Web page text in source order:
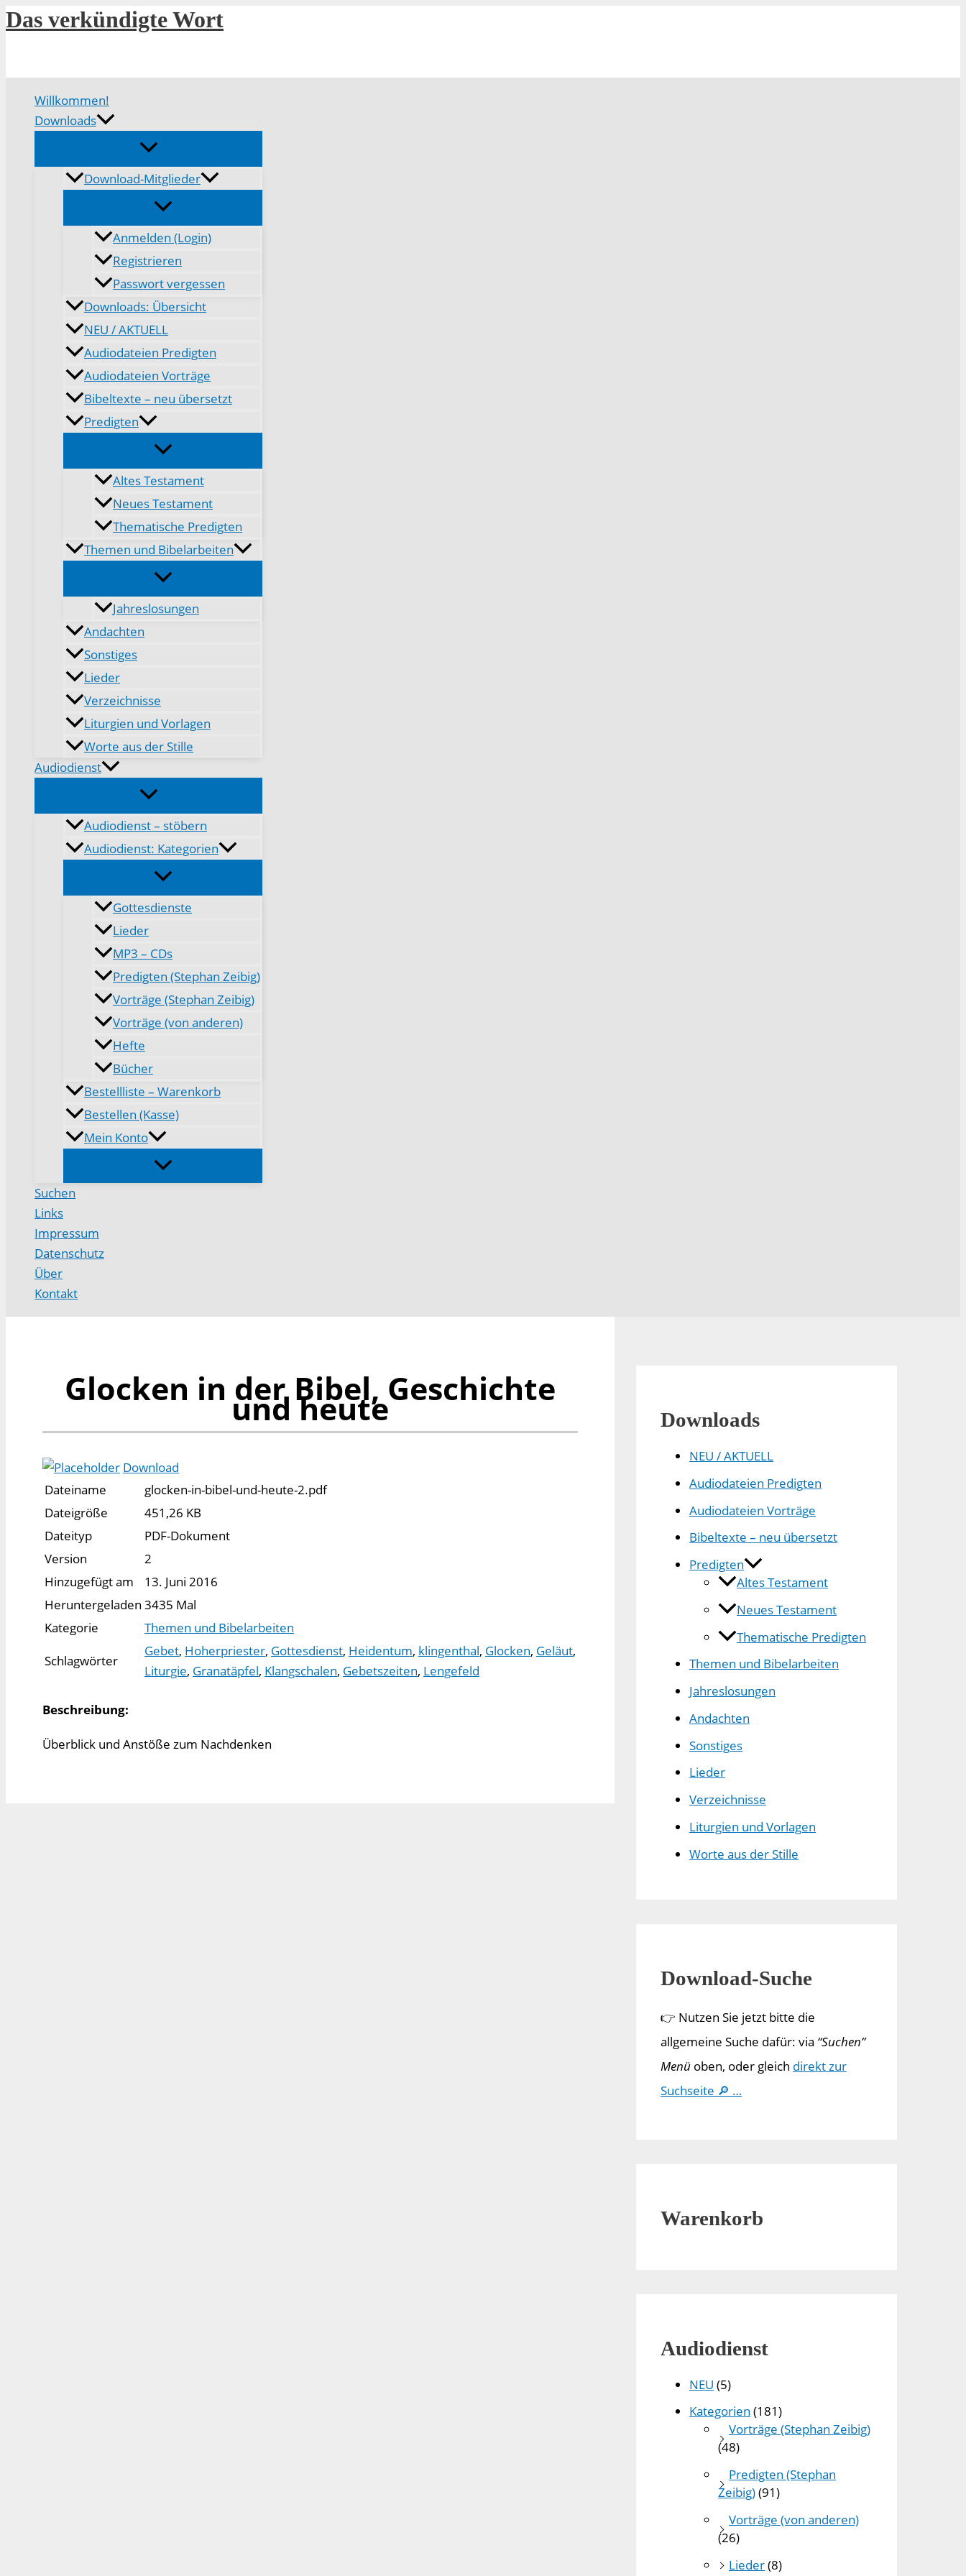
Zum
Inhalt
Das verkündigte Wort
Willkommen!
Downloads
Download-Mitglieder
Anmelden (Login)
Registrieren
Passwort vergessen
Downloads: Übersicht
NEU / AKTUELL
Audiodateien Predigten
Audiodateien Vorträge
Bibeltexte – neu übersetzt
Predigten
Altes Testament
Neues Testament
Thematische Predigten
Themen und Bibelarbeiten
Jahreslosungen
Andachten
Sonstiges
Lieder
Verzeichnisse
Liturgien und Vorlagen
Worte aus der Stille
Audiodienst
Audiodienst – stöbern
Audiodienst: Kategorien
Gottesdienste
Lieder
MP3 – CDs
Predigten (Stephan Zeibig)
Vorträge (Stephan Zeibig)
Vorträge (von anderen)
Hefte
Bücher
Bestellliste – Warenkorb
Bestellen (Kasse)
Mein Konto
Suchen
Links
Impressum
Datenschutz
Über
Kontakt
Glocken in der Bibel, Geschichte
und heute
Download
Dateiname
glocken-in-bibel-und-heute-2.pdf
Dateigröße
451,26 KB
Dateityp
PDF-Dokument
Version
2
Hinzugefügt am
13. Juni 2016
Heruntergeladen 3435 Mal
Kategorie
Themen und Bibelarbeiten
Schlagwörter
Gebet, Hoherpriester, Gottesdienst, Heidentum, klingenthal, Glocken, Geläut,
Liturgie, Granatäpfel, Klangschalen, Gebetszeiten, Lengefeld
Beschreibung:
Überblick und Anstöße zum Nachdenken
Downloads
NEU / AKTUELL
Audiodateien Predigten
Audiodateien Vorträge
Bibeltexte – neu übersetzt
Predigten
Altes Testament
Neues Testament
Thematische Predigten
Themen und Bibelarbeiten
Jahreslosungen
Andachten
Sonstiges
Lieder
Verzeichnisse
Liturgien und Vorlagen
Worte aus der Stille
Download-Suche
👉 Nutzen Sie jetzt bitte die
allgemeine Suche dafür: via “Suchen”
Menü oben, oder gleich direkt zur
Suchseite 🔎 …
Warenkorb
Audiodienst
NEU (5)
Kategorien (181)
Vorträge (Stephan Zeibig)
(48)
Predigten (Stephan
Zeibig)(91)
Vorträge (von anderen)
(26)
Lieder(8)